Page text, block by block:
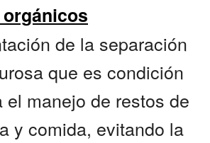
de la separación
que es condición
el manejo de restos de
y comida, evitando la